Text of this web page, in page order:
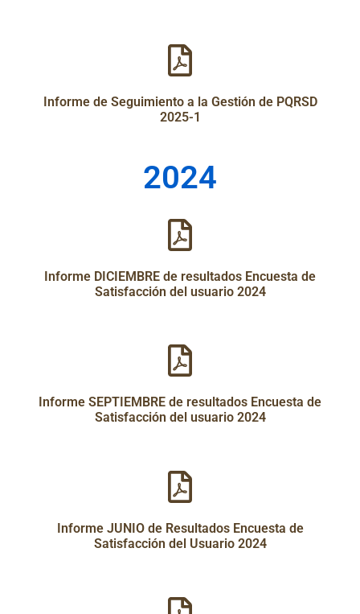
Informe de Seguimiento a la Gestión de PQRSD
2025-1
2024
Informe DICIEMBRE de resultados Encuesta de
Satisfacción del usuario 2024
Informe SEPTIEMBRE de resultados Encuesta de
Satisfacción del usuario 2024
Informe JUNIO de Resultados Encuesta de
Satisfacción del Usuario 2024